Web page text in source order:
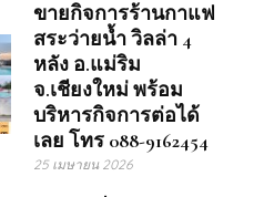
ขายกิจการร้านกาแฟ
สระว่ายน้ำ วิลล่า 4
หลัง อ.แม่ริม
จ.เชียงใหม่ พร้อม
บริหารกิจการต่อได้
เลย โทร 088-9162454
25 เมษายน 2026